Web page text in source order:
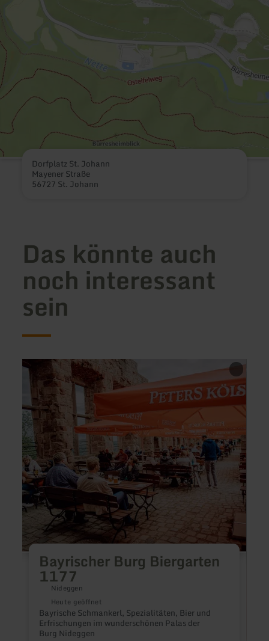
Dorfplatz St. Johann
Mayener Straße
56727 St. Johann
Das könnte auch
noch interessant
sein
Bayrischer Burg Biergarten
1177
Nideggen
Heute geöffnet
Bayrische Schmankerl, Spezialitäten, Bier und
Erfrischungen im wunderschönen Palas der
Burg Nideggen
erfahren
Bayrischer
Burg
Biergarten
1177